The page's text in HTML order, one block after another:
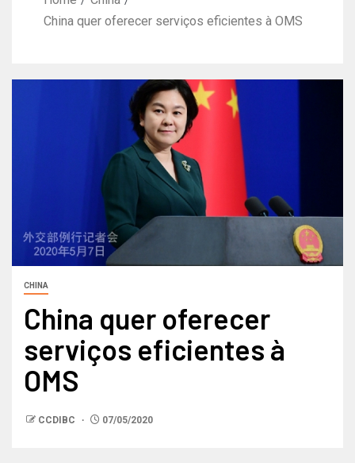
China quer oferecer serviços eficientes à OMS
CHINA
China quer oferecer
serviços eficientes à
OMS
CCDIBC 07/05/2020